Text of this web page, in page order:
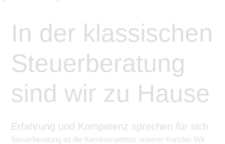
In der klassischen
Steuerberatung
sind wir zu Hause
Erfahrung und Kompetenz sprechen für sich
Steuerberatung ist die Kernkompetenz unserer Kanzlei. Wir